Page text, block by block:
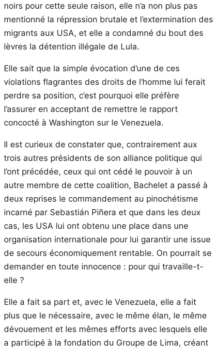
noirs pour cette seule raison, elle n’a non plus pas
mentionné la répression brutale et l’extermination des
migrants aux USA, et elle a condamné du bout des
lèvres la détention illégale de Lula.
Elle sait que la simple évocation d’une de ces
violations flagrantes des droits de l’homme lui ferait
perdre sa position, c’est pourquoi elle préfère
l’assurer en acceptant de remettre le rapport
concocté à Washington sur le Venezuela.
Il est curieux de constater que, contrairement aux
trois autres présidents de son alliance politique qui
l’ont précédée, ceux qui ont cédé le pouvoir à un
autre membre de cette coalition, Bachelet a passé à
deux reprises le commandement au pinochétisme
incarné par Sebastián Piñera et que dans les deux
cas, les USA lui ont obtenu une place dans une
organisation internationale pour lui garantir une issue
de secours économiquement rentable. On pourrait se
demander en toute innocence : pour qui travaille-t-
elle ?
Elle a fait sa part et, avec le Venezuela, elle a fait
plus que le nécessaire, avec le même élan, le même
dévouement et les mêmes efforts avec lesquels elle
a participé à la fondation du Groupe de Lima, créant